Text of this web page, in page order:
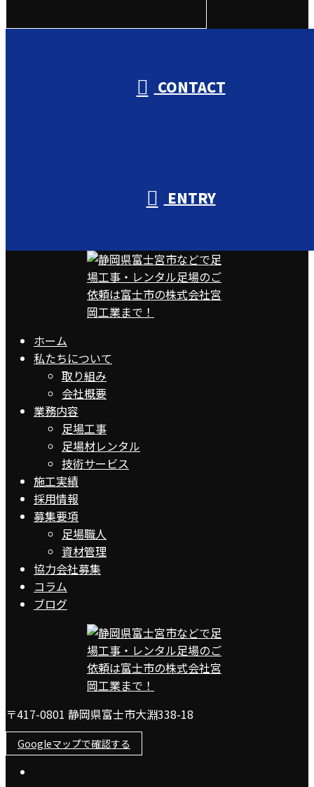
CONTACT
ENTRY
ホーム
私たちについて
取り組み
会社概要
業務内容
足場工事
足場材レンタル
技術サービス
施工実績
採用情報
募集要項
足場職人
資材管理
協力会社募集
コラム
ブログ
〒417-0801 静岡県富士市大淵338-18
Googleマップで確認する